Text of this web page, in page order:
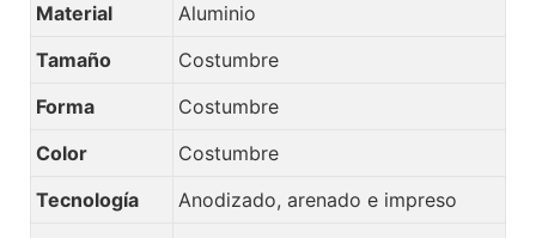
Material
Aluminio
Tamaño
Costumbre
Forma
Costumbre
Color
Costumbre
Tecnología
Anodizado, arenado e impreso